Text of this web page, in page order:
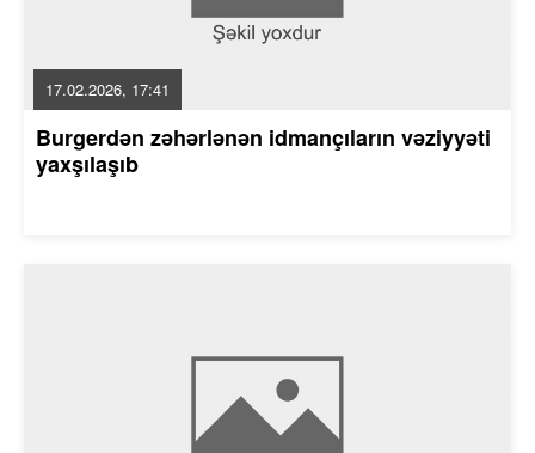
17.02.2026, 17:41
Burgerdən zəhərlənən idmançıların vəziyyəti
yaxşılaşıb